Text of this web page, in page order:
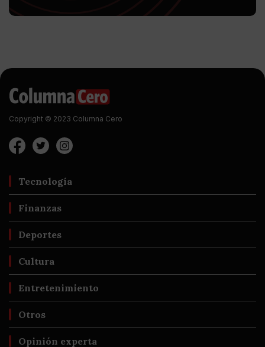
Copyright © 2023 Columna Cero
Tecnología
Finanzas
Deportes
Cultura
Entretenimiento
Otros
Opinión experta